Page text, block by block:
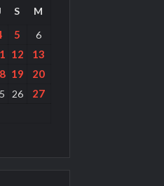
S
M
5 6
12
13
19
20
26
27